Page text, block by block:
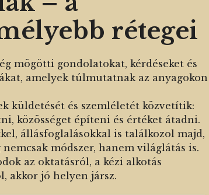
rétegei
mögötti gondolatokat, kérdéseket és
amelyek túlmutatnak az anyagokon
küldetését és szemléletét közvetítik:
közösséget építeni és értéket átadni.
állásfoglalásokkal is találkozol majd,
módszer, hanem világlátás is.
az oktatásról, a kézi alkotás
akkor jó helyen jársz.